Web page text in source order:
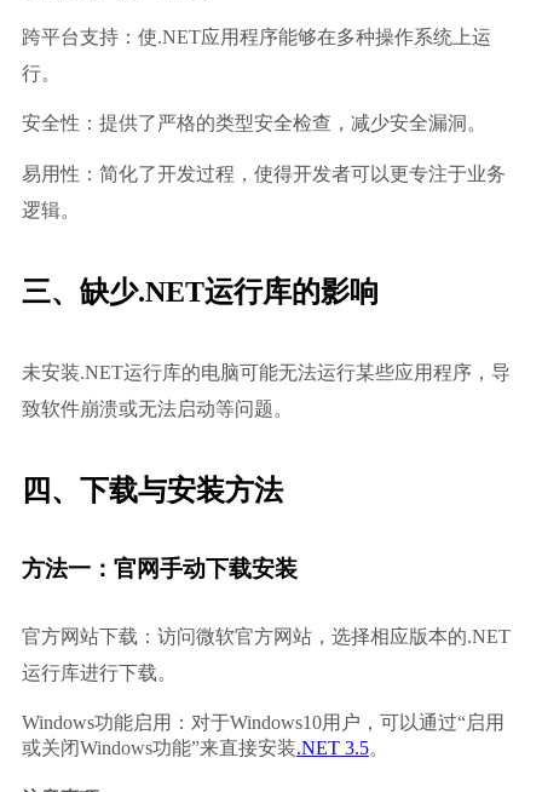
跨平台支持：使.NET应用程序能够在多种操作系统上运
行。
安全性：提供了严格的类型安全检查，减少安全漏洞。
易用性：简化了开发过程，使得开发者可以更专注于业务
逻辑。
三、缺少.NET运行库的影响
未安装.NET运行库的电脑可能无法运行某些应用程序，导
致软件崩溃或无法启动等问题。
四、下载与安装方法
方法一：官网手动下载安装
官方网站下载：访问微软官方网站，选择相应版本的.NET
运行库进行下载。
Windows功能启用：对于Windows10用户，可以通过“启用
或关闭Windows功能”来直接安装.NET 3.5。